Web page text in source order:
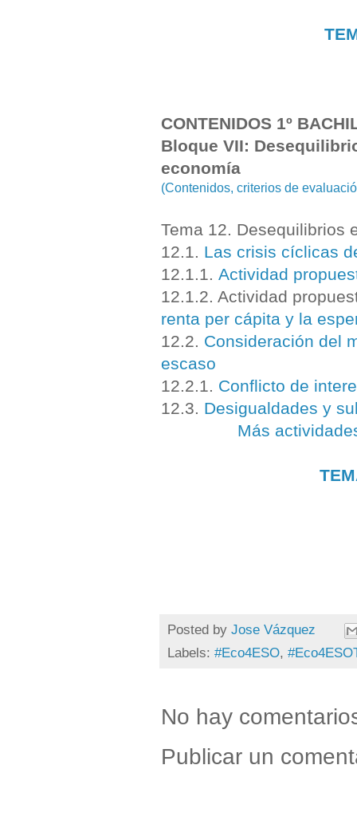
CONTENIDOS 1º
Bloque VII:
economía
(Contenidos, criterios de
Tema 12. Desequilibrios
12.1. Las crisis cíclicas
12.1.1. Actividad
12.1.2. Actividad
renta per cápita y la
12.2. Consideración del
escaso
12.2.1. Conflicto de
12.3. Desigualdades y
Más
Posted by Jose Vázquez
Labels: #Eco4ESO,
No hay
Publicar un